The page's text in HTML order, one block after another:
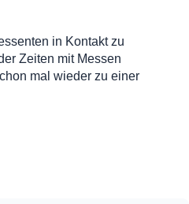
in Kontakt zu
Zeiten mit Messen
mal wieder zu einer